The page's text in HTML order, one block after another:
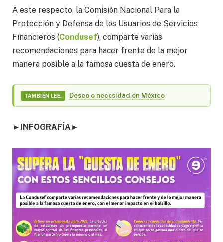
A este respecto, la Comisión Nacional Para la
Protección y Defensa de los Usuarios de Servicios
Financieros (Condusef), comparte varias
recomendaciones para hacer frente de la mejor
manera posible a la famosa cuesta de enero.
TAMBIÉN LEE. Deseo o necesidad en México
► INFOGRAFÍA ►